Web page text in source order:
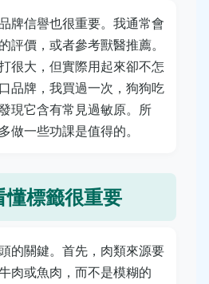
牌信譽也很重要。我通常會
評價，或者參考獸醫推薦。
很大，但實際用起來卻不怎
品牌，我買過一次，狗狗吃
現它含有常見過敏原。所
做一些功課是值得的。
標籤很重要
的關鍵。首先，肉類來源要
肉或魚肉，而不是模糊的